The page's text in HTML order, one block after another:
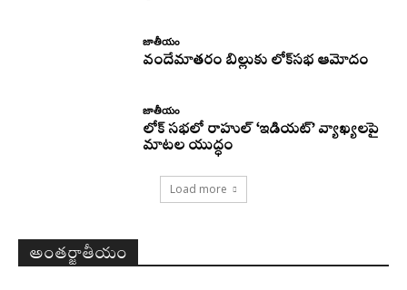
జాతీయం
వందేమాతరం బిల్లుకు లోక్‌సభ ఆమోదం
జాతీయం
లోక్ సభలో రాహుల్ ‘ఇడియట్’ వ్యాఖ్యలపై
మాటల యుద్ధం
Load more
అంతర్జాతీయం